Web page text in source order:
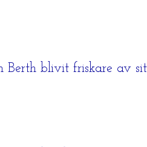
Berth blivit friskare av